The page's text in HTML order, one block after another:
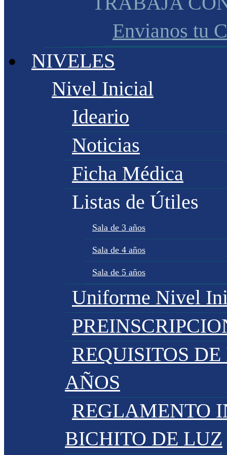
Envianos tu
NIVELES
Nivel Inicial
Ideario
Noticias
Ficha Médica
Listas de Útiles
Sala de 3 años
Sala de 4 años
Sala de 5 años
Uniforme Nivel
REQUISITOS
AÑOS
REGLAMENTO
BICHITO DE LUZ